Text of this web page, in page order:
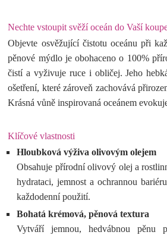
Nechte vstoupit svěží oceán do Vaší
Objevte osvěžující čistotu oceánu při
pěnové mýdlo je obohaceno o 100%
čistí a vyživuje ruce i obličej. Jeho
ošetření, které zároveň zachovává
Krásná vůně inspirovaná oceánem
Klíčové vlastnosti
Hloubková výživa olivovým olejem
Obsahuje přírodní olivový olej a
hydrataci, jemnost a ochrannou
každodenní použití.
Bohatá krémová, pěnová textura
Vytváří jemnou, hedvábnou pěnu